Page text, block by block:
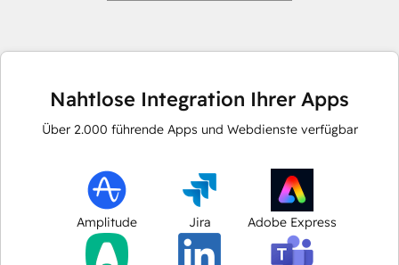
Nahtlose Integration Ihrer Apps
Über 2.000 führende Apps und Webdienste verfügbar
Amplitude Jira Adobe Express